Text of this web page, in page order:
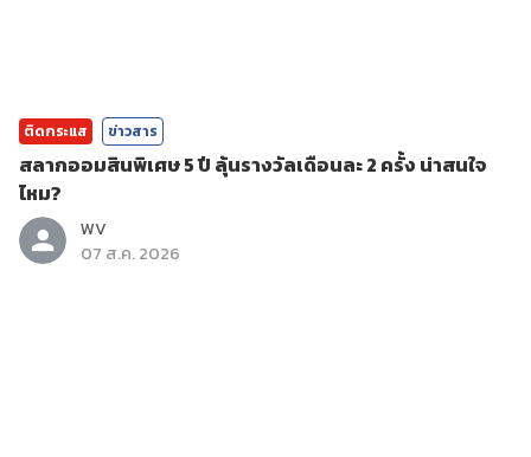
ติดกระแส ข่าวสาร
สลากออมสินพิเศษ 5 ปี ลุ้นรางวัลเดือนละ 2 ครั้ง น่าสนใจ
ไหม?
WV
07 ส.ค. 2026